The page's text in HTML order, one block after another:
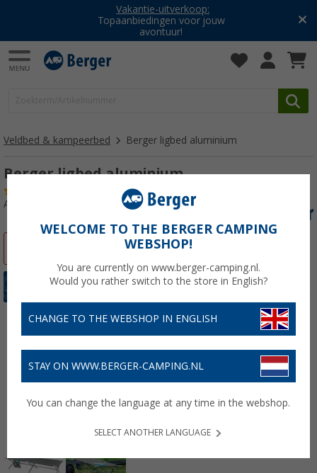
Vakantie-uitverkoop:
Topaanbiedingen voor jouw
avontuur!
Veldbed & kampeerbed Berger ligbed aluminium
Berger ligbed aluminium
Artikelnr: 729980
WELCOME TO THE BERGER CAMPING
WEBSHOP!
You are currently on www.berger-camping.nl.
Would you rather switch to the store in English?
CHANGE TO THE WEBSHOP IN ENGLISH
STAY ON WWW.BERGER-CAMPING.NL
You can change the language at any time in the webshop.
SELECT ANOTHER LANGUAGE